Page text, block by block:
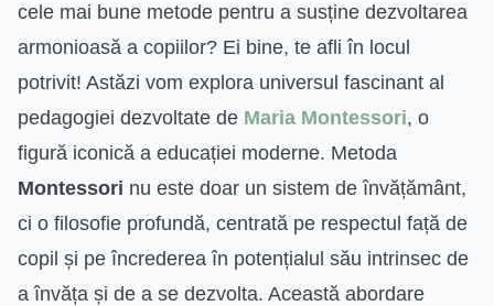
cele mai bune metode pentru a susține dezvoltarea
armonioasă a copiilor? Ei bine, te afli în locul
potrivit! Astăzi vom explora universul fascinant al
pedagogiei dezvoltate de Maria Montessori, o
figură iconică a educației moderne. Metoda
Montessori nu este doar un sistem de învățământ,
ci o filosofie profundă, centrată pe respectul față de
copil și pe încrederea în potențialul său intrinsec de
a învăța și de a se dezvolta. Această abordare